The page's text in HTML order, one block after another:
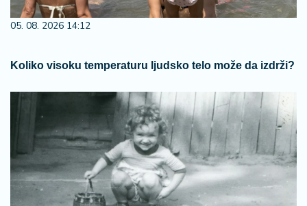
05. 08. 2026 14:12
Koliko visoku temperaturu ljudsko telo može da izdrži?